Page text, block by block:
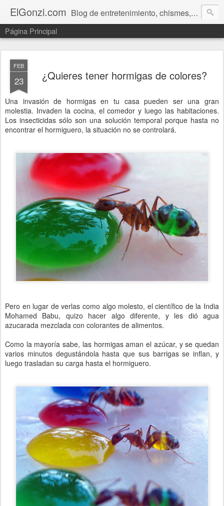
ElGonzi.com Blog de entretenimiento, chismes, humor, farándula, curiosidades, ovnis, noticias calientes, fotos, videos, paranormal y ¡más!
Página Principal
FEB
23 ¿Quieres tener hormigas de colores?
Una invasión de hormigas en tu casa pueden ser una gran
molestia. Invaden la cocina, el comedor y luego las habitaciones.
Los insecticidas sólo son una solución temporal porque hasta no
encontrar el hormiguero, la situación no se controlará.
Pero en lugar de verlas como algo molesto, el científico de la India
Mohamed Babu, quizo hacer algo diferente, y les dió agua
azucarada mezclada con colorantes de alimentos.
Como la mayoría sabe, las hormigas aman el azúcar, y se quedan
varios minutos degustándola hasta que sus barrigas se inflan, y
luego trasladan su carga hasta el hormiguero.